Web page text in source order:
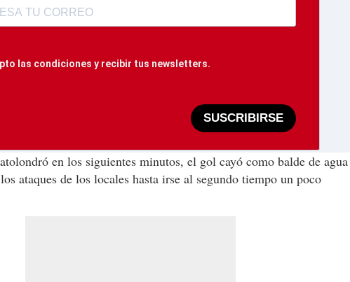
las condiciones y recibir tus newsletters.
SUSCRIBIRSE
en los siguientes minutos, el gol cayó como balde de agua
ataques de los locales hasta irse al segundo tiempo un poco